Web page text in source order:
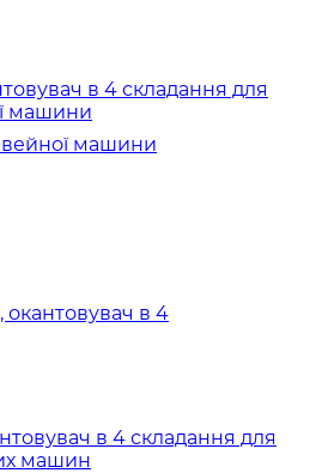
в 4 складання для
машини
в 4 складання для
машин